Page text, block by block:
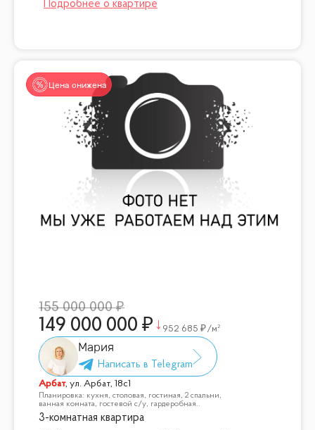
Цена снижена
155 000 000
149 000 000 952 685 /м²
Мария
Арбат,ул. Арбат, 18с1
Планировка: кухня, столовая, гостиная, 2 спальни,
ванная комната, гостевой с/у, гардеробная..
3-комнатная квартира